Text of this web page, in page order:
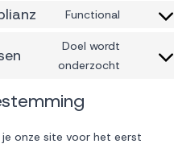
youtube
Functional
Consent
service
Doel wordt
onderzocht
Consent
je onze site voor het eerst